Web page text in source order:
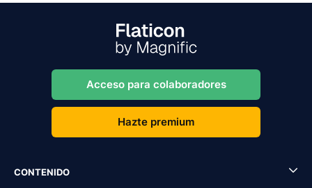
Acceso para colaboradores
Hazte premium
CONTENIDO